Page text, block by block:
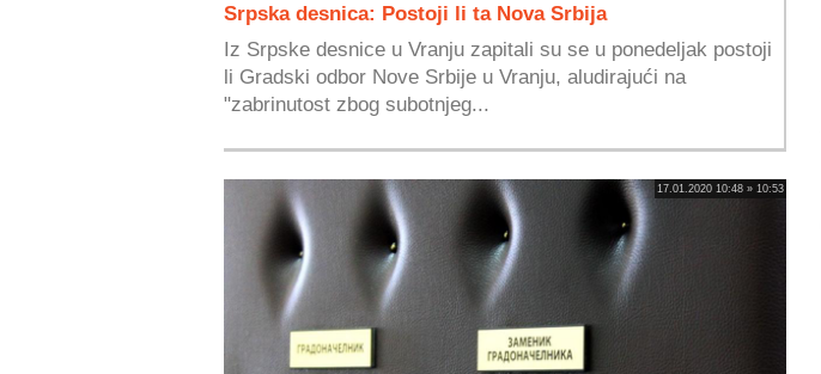
Srpska desnica: Postoji li ta Nova Srbija
Iz Srpske desnice u Vranju zapitali su se u ponedeljak postoji
li Gradski odbor Nove Srbije u Vranju, aludirajući na
"zabrinutost zbog subotnjeg...
17.01.2020 10:48 » 10:53